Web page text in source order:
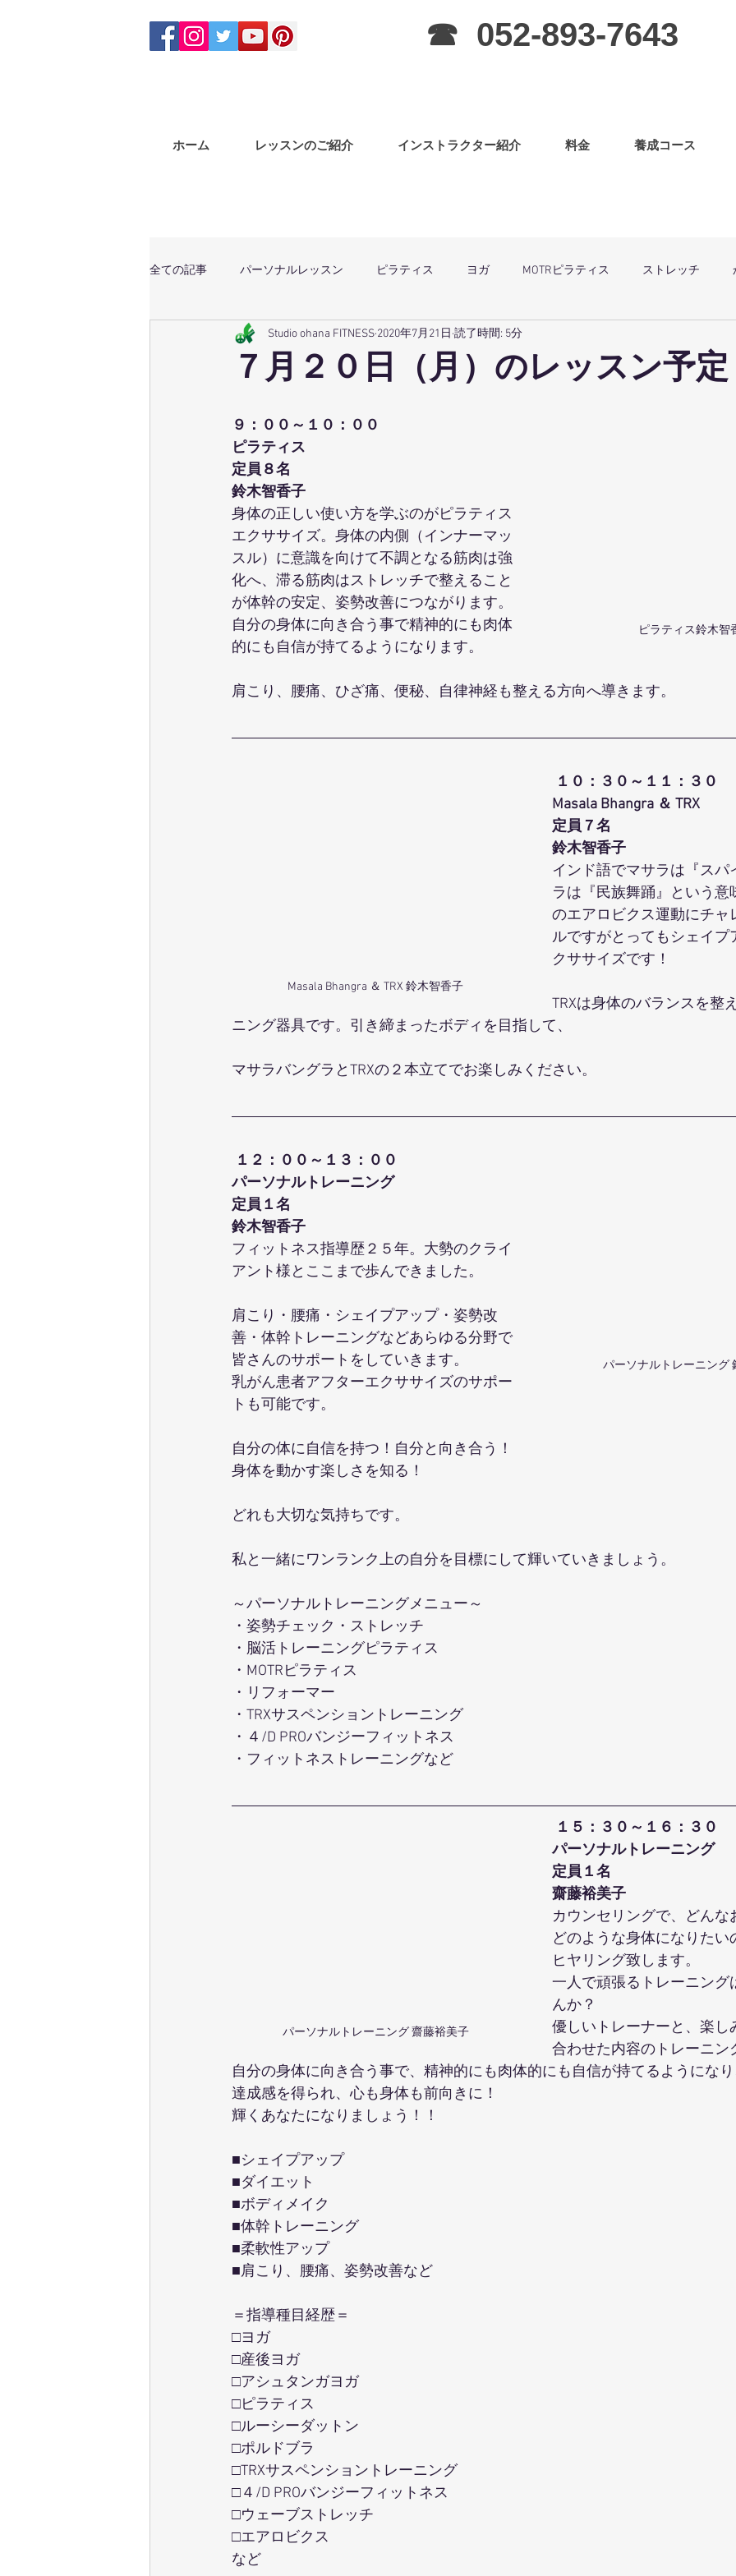
☎ 052-893-7643
ホーム レッスンのご紹介 インストラクター紹介 料金 養成コース
全ての記事 パーソナルレッスン ピラティス ヨガ MOTRピラティス ストレッチ
体幹トレーニング マサラバングラ ピラティス（子連OK）
テクニカル養成コース
ポールウォーキング ピラティス養成コース 講演会
７月２０日（月）のレッスン予定
Studio ohana FITNESS 2020年7月21日 読了時間: 5分
ピラティス鈴木智
９：００～１０：００
ピラティス
定員８名
鈴木智香子
身体の正しい使い方を学ぶのがピラティス
エクササイズ。身体の内側（インナーマッ
スル）に意識を向けて不調となる筋肉は強
化へ、滞る筋肉はストレッチで整えること
が体幹の安定、姿勢改善につながります。
自分の身体に向き合う事で精神的にも肉体
的にも自信が持てるようになります。
肩こり、腰痛、ひざ痛、便秘、自律神経も整える方向へ導きます。
Masala Bhangra ＆ TRX 鈴木智香子
１０：３０～１１：３０
Masala Bhangra ＆ TRX
定員７名
鈴木智香子
インド語でマサラは『スパ
ラは『民族舞踊』という意
のエアロビクス運動にチャ
ルですがとってもシェイプ
クササイズです！
TRXは身体のバランスを整
ニング器具です。引き締まったボディを目指して、
マサラバングラとTRXの２本立てでお楽しみください。
パーソナルトレーニング
１２：００～１３：００
パーソナルトレーニング
定員１名
鈴木智香子
フィットネス指導歴２５年。大勢のクライ
アント様とここまで歩んできました。
肩こり・腰痛・シェイプアップ・姿勢改
善・体幹トレーニングなどあらゆる分野で
皆さんのサポートをしていきます。
乳がん患者アフターエクササイズのサポー
トも可能です。
自分の体に自信を持つ！自分と向き合う！
身体を動かす楽しさを知る！
どれも大切な気持ちです。
私と一緒にワンランク上の自分を目標にして輝いていきましょう。
～パーソナルトレーニングメニュー～
・姿勢チェック・ストレッチ
・脳活トレーニングピラティス
・MOTRピラティス
・リフォーマー
・TRXサスペンショントレーニング
・４/D PROバンジーフィットネス
・フィットネストレーニングなど
パーソナルトレーニング 齋藤裕美子
１５：３０～１６：３０
パーソナルトレーニング
定員１名
齋藤裕美子
カウンセリングで、どんな
どのような身体になりたい
ヒヤリング致します。
一人で頑張るトレーニング
んか？
優しいトレーナーと、楽し
合わせた内容のトレーニン
自分の身体に向き合う事で、精神的にも肉体的にも自信が持てるようになり
達成感を得られ、心も身体も前向きに！
輝くあなたになりましょう！！
■シェイプアップ
■ダイエット
■ボディメイク
■体幹トレーニング
■柔軟性アップ
■肩こり、腰痛、姿勢改善など
＝指導種目経歴＝
□ヨガ
□産後ヨガ
□アシュタンガヨガ
□ピラティス
□ルーシーダットン
□ポルドブラ
□TRXサスペンショントレーニング
□４/D PROバンジーフィットネス
□ウェーブストレッチ
□エアロビクス
など